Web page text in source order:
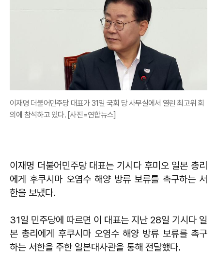
이재명 더불어민주당 대표가 31일 국회 당 사무실에서 열린 최고위 회
의에 참석하고 있다. [사진=연합뉴스]
이재명 더불어민주당 대표는 기시다 후미오 일본 총리
에게 후쿠시마 오염수 해양 방류 보류를 촉구하는 서
한을 보냈다.
31일 민주당에 따르면 이 대표는 지난 28일 기시다 일
본 총리에게 후쿠시마 오염수 해양 방류 보류를 촉구
하는 서한을 주한 일본대사관을 통해 전달했다.